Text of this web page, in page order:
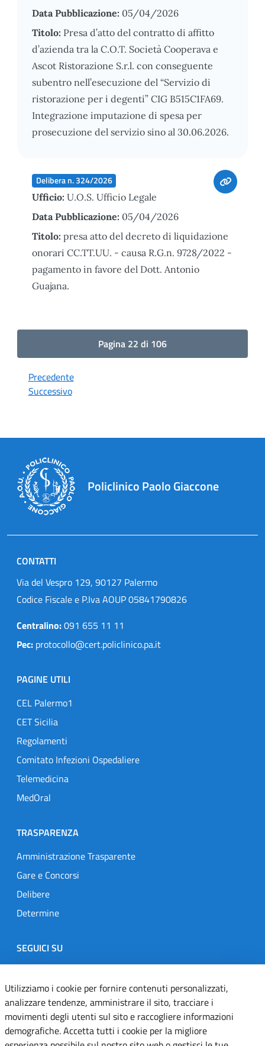
Data Pubblicazione: 05/04/2026
Titolo: Presa d’atto del contratto di affitto
d’azienda tra la C.O.T. Società Cooperava e
Ascot Ristorazione S.r.l. con conseguente
subentro nell’esecuzione del “Servizio di
ristorazione per i degenti” CIG B515C1FA69.
Integrazione imputazione di spesa per
prosecuzione del servizio sino al 30.06.2026.
Delibera n. 324/2026
Ufficio: U.O.S. Ufficio Legale
Data Pubblicazione: 05/04/2026
Titolo: presa atto del decreto di liquidazione
onorari CC.TT.UU. - causa R.G.n. 9728/2022 -
pagamento in favore del Dott. Antonio
Guajana.
Pagina 22 di 106
Precedente
Successivo
Policlinico Paolo Giaccone
CONTATTI
Via del Vespro 129, 90127 Palermo
Codice Fiscale e P.Iva AOUP 05841790826
Centralino:091 655 11 11
Pec: protocollo@cert.policlinico.pa.it
PAGINE UTILI
CEL Palermo1
CET Sicilia
Regolamenti
Comitato Infezioni Ospedaliere
Telemedicina
MedOral
TRASPARENZA
Amministrazione Trasparente
Gare e Concorsi
Delibere
Determine
SEGUICI SU
Designers Italia
TwitterInstagramYoutubeLinkedin
Dichiarazione di accessibilità
Utilizziamo i cookie per fornire contenuti personalizzati,
analizzare tendenze, amministrare il sito, tracciare i
movimenti degli utenti sul sito e raccogliere informazioni
demografiche. Accetta tutti i cookie per la migliore